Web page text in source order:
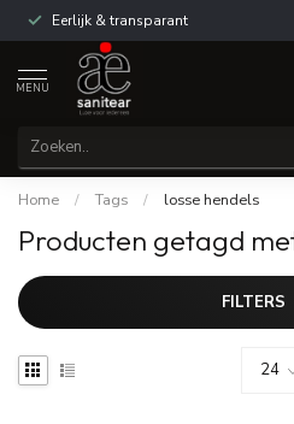
Eerlijk & transparant
MENU
Home / Tags / losse hendels
Producten getagd
FILTERS